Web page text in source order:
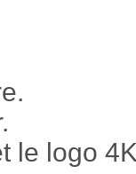
le logo